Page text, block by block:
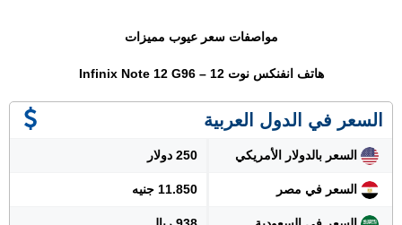
مواصفات سعر عيوب مميزات
هاتف انفنكس نوت 12 – Infinix Note 12 G96
السعر في الدول العربية
السعر بالدولار الأمريكي 250 دولار
السعر في مصر 11.850 جنيه